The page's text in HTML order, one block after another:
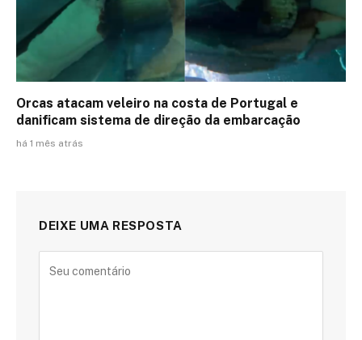
Orcas atacam veleiro na costa de Portugal e
danificam sistema de direção da embarcação
há 1 mês atrás
DEIXE UMA RESPOSTA